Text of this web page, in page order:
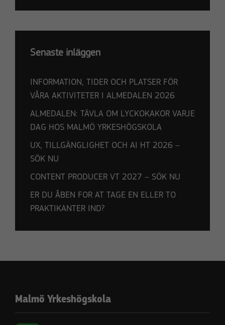
Senaste inläggen
INFORMATION, TIDER OCH PLATSER FÖR
VÅRA AKTIVITETER I ALMEDALEN 2026
ALMEDALEN: TÄVLA OM LYCKOKAKOR VARJE
DAG HOS MALMÖ YRKESHÖGSKOLA
UX, TILLGÄNGLIGHET OCH AI HT 2026 –
SÖK NU
CONTENT PRODUCER VT 2027 – SÖK NU
ER DU ÅBEN FOR AT TAGE EN ELLER TO
PRAKTIKANTER IND?
Malmö Yrkeshögskola